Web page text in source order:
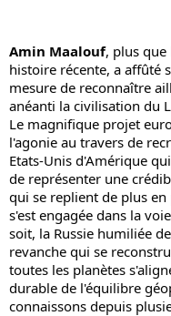
Amin Maalouf, plus que
histoire récente, a affûté
mesure de reconnaître
anéanti la civilisation du
Le magnifique projet
l'agonie au travers de
Etats-Unis d'Amérique
de représenter une
qui se replient de plus
s'est engagée dans la
soit, la Russie humiliée
revanche qui se
toutes les planètes
durable de l'équilibre
connaissons depuis